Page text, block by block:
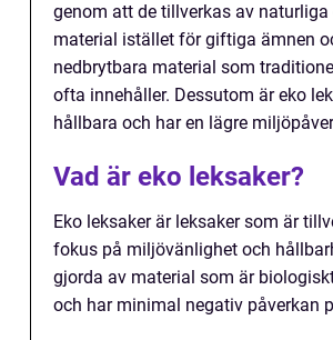
genom att de tillverkas av
material istället för giftiga ämnen
nedbrytbara material som
ofta innehåller. Dessutom är eko
hållbara och har en lägre
Vad är eko leksaker?
Eko leksaker är leksaker som är
fokus på miljövänlighet och
gjorda av material som är
och har minimal negativ påverkan